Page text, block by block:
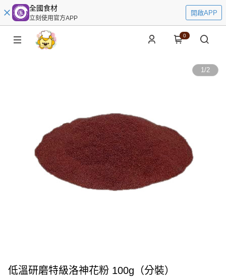
全國食材
立刻使用官方APP
開啟APP
0
1/2
低溫研磨特級洛神花粉 100g（分裝）